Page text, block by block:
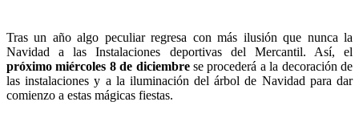
Tras un año algo peculiar regresa con más ilusión que nunca la
Navidad a las Instalaciones deportivas del Mercantil. Así, el
próximo miércoles 8 de diciembrese procederá a la decoración de
las instalaciones y a la iluminación del árbol de Navidad para dar
comienzo a estas mágicas fiestas.